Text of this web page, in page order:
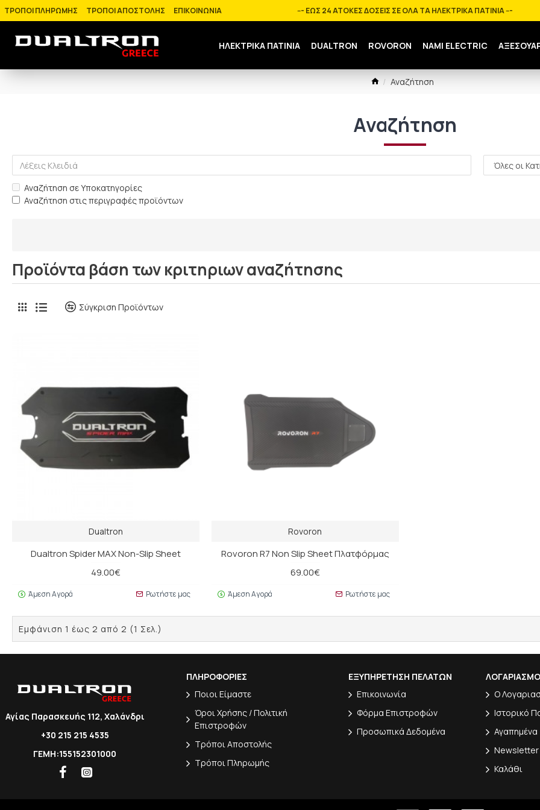
ΤΡΟΠΟΙ ΠΛΗΡΩΜΗΣ ΤΡΟΠΟΙ ΑΠΟΣΤΟΛΗΣ ΕΠΙΚΟΙΝΩΝΙΑ --- ΕΩΣ 24 ΑΤΟΚΕΣ ΔΟΣΕΙΣ ΣΕ ΟΛΑ ΤΑ ΗΛΕΚΤΡΙΚΑ ΠΑΤΙΝΙΑ ---
ΗΛΕΚΤΡΙΚΑ ΠΑΤΙΝΙΑ DUALTRON ROVORON NAMI ELECTRIC
Αναζήτηση
Αναζήτηση
Αναζήτηση σε Υποκατηγορίες
Αναζήτηση στις περιγραφές προϊόντων
Προϊόντα βάση των κριτηριων αναζήτησης
Σύγκριση Προϊόντων
Dualtron
Dualtron Spider MAX Non-Slip Sheet
49.00€
Άμεση Αγορά Ρωτήστε μας
Rovoron
Rovoron R7 Non Slip Sheet Πλατφόρμας
69.00€
Άμεση Αγορά Ρωτήστε μας
Εμφάνιση 1 έως 2 από 2 (1 Σελ.)
Αγίας Παρασκευής 112, Χαλάνδρι
+30 215 215 4535
ΓΕΜΗ:155152301000
ΠΛΗΡΟΦΟΡΙΕΣ
Ποιοι Είμαστε
Όροι Χρήσης / Πολιτική
Επιστροφών
Τρόποι Αποστολής
Τρόποι Πληρωμής
ΕΞΥΠΗΡΕΤΗΣΗ ΠΕΛΑΤΩΝ
Επικοινωνία
Φόρμα Επιστροφών
Προσωπικά Δεδομένα
Ο
Ιστορικό
Αγαπημένα
Newsletter
Καλάθι